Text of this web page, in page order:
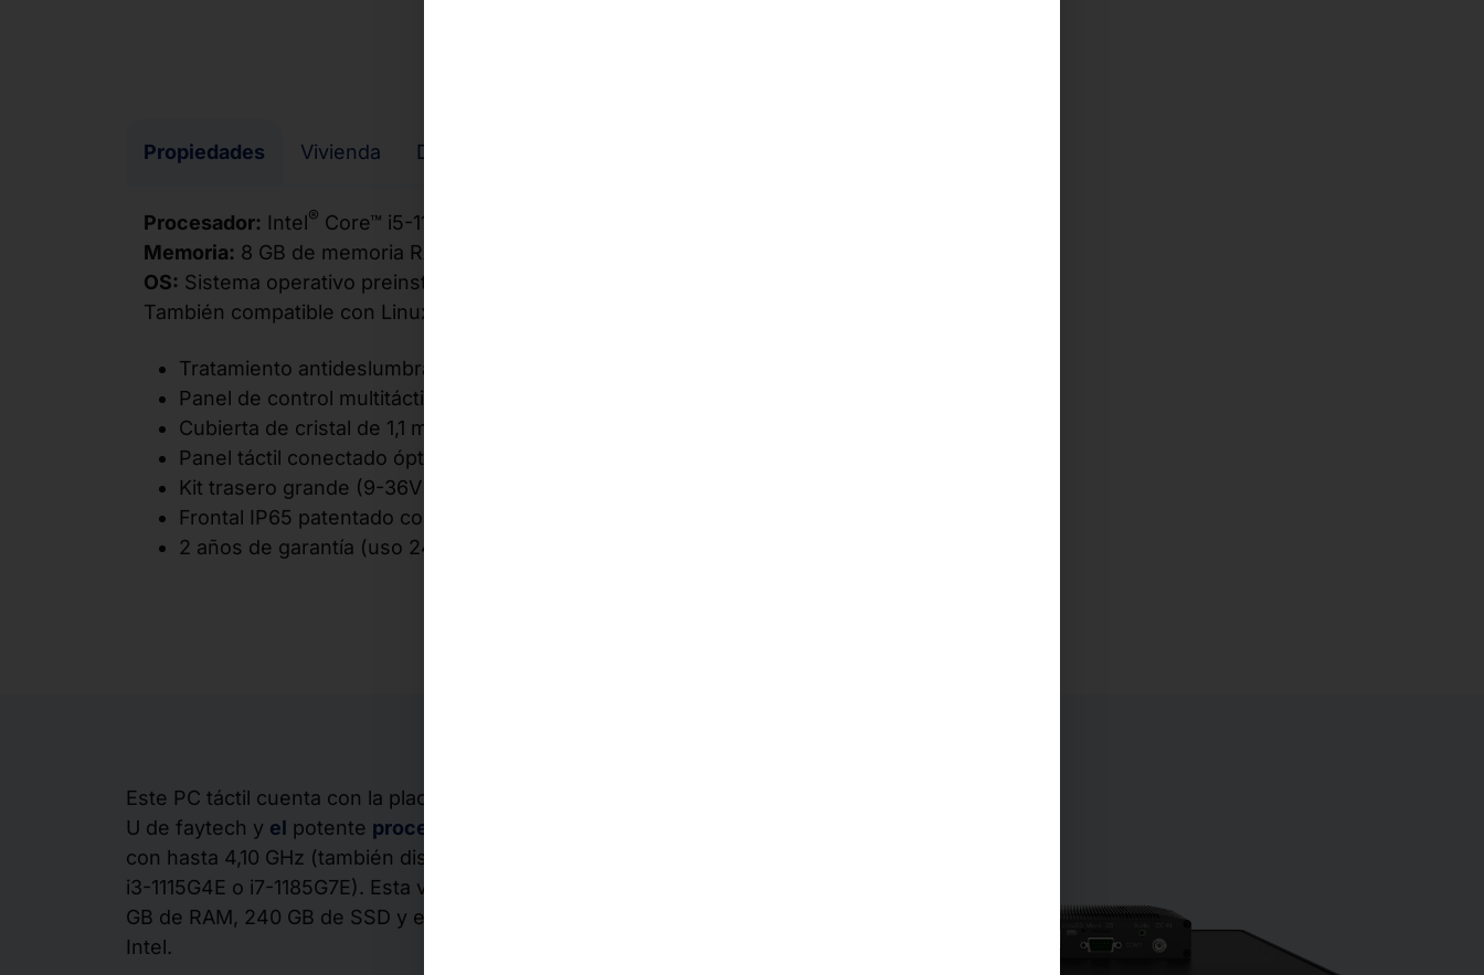
Propiedades Vivienda Descargas
Procesador: Intel® Core™ i5-1145G7E
Memoria: 8 GB de memoria RAM, 240 GB de SSD industrial
OS: Sistema operativo preinstalado Debian 12
También compatible con Linux Ubuntu 22.4, Windows 10 y 11
Tratamiento antideslumbrante de la superficie (grabado químico)
Panel de control multitáctil capacitivo de 10 dedos
Cubierta de cristal de 1,1 mm con dureza superficial 7H
Panel táctil conectado ópticamente con panel LCD
Kit trasero grande (9-36V DC-in)
Frontal IP65 patentado con junta de silicona
2 años de garantía (uso 24/7)
Este PC táctil cuenta con la placa base industrial Tiger Lake
U de faytech y el potente procesador Intel Core i5-1145G7E
con hasta 4,10 GHz (también disponible con procesador Intel
i3-1115G4E o i7-1185G7E). Esta versión está equipada con 8
GB de RAM, 240 GB de SSD y el chipset gráfico Iris Xe de
Intel.